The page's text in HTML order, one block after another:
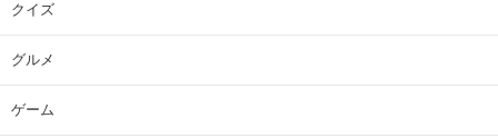
クイズ
グルメ
ゲーム